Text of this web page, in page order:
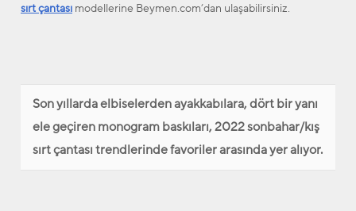
sırt çantası modellerine Beymen.com’dan ulaşabilirsiniz.
Son yıllarda elbiselerden ayakkabılara, dört bir yanı
ele geçiren monogram baskıları, 2022 sonbahar/kış
sırt çantası trendlerinde favoriler arasında yer alıyor.